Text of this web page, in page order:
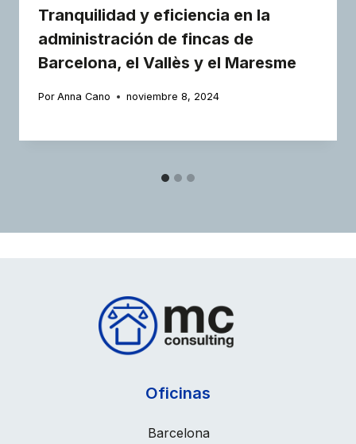
Tranquilidad y eficiencia en la
administración de fincas de
Barcelona, el Vallès y el Maresme
Por Anna Cano noviembre 8, 2024
Oficinas
Barcelona